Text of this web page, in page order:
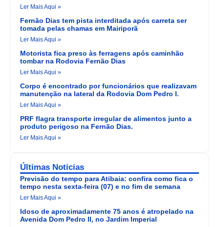
Ler Mais Aqui »
Fernão Dias tem pista interditada após carreta ser
tomada pelas chamas em Mairiporã
Ler Mais Aqui »
Motorista fica preso às ferragens após caminhão
tombar na Rodovia Fernão Dias
Ler Mais Aqui »
Corpo é encontrado por funcionários que realizavam
manutenção na lateral da Rodovia Dom Pedro I.
Ler Mais Aqui »
PRF flagra transporte irregular de alimentos junto a
produto perigoso na Fernão Dias.
Ler Mais Aqui »
Últimas Noticias
Previsão do tempo para Atibaia: confira como fica o
tempo nesta sexta-feira (07) e no fim de semana
Ler Mais Aqui »
Idoso de aproximadamente 75 anos é atropelado na
Avenida Dom Pedro II, no Jardim Imperial